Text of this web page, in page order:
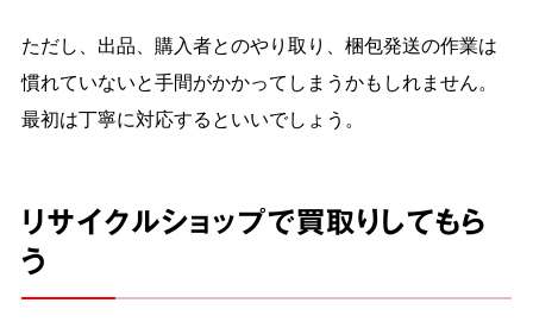
ただし、出品、購入者とのやり取り、梱包発送の作業は
慣れていないと手間がかかってしまうかもしれません。
最初は丁寧に対応するといいでしょう。
リサイクルショップで買取りしてもら
う